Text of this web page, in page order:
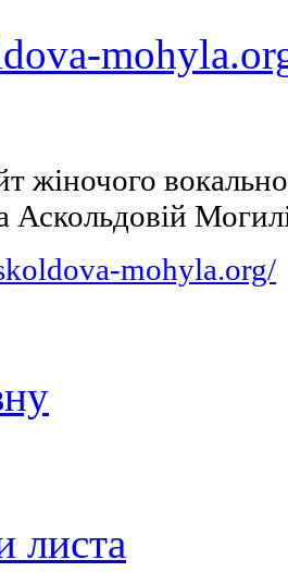
жіночого
Аскольдовій
mohyla.org/
листа